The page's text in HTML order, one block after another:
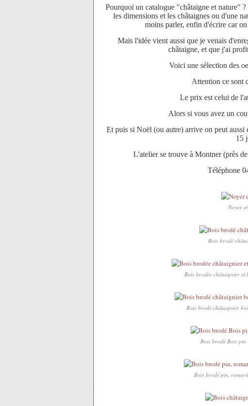
Pourquoi un catalogue "châtaigne et nature"
les dimensions et les châtaignes ou d'une
moins parler, enfin d'écrire car
Mais l'idée vient aussi que je venais
châtaigne, et que j'ai
Voici une sélection des
Attention ce sont
Le prix est celui de
Alors si vous avez un
Et puis si Noël (ou autre) arrive on peut aussi
15
L'atelier se trouve à Montner (près
Téléphone
Noyer
Bois brodé
Bois brodée châtaignier et
Bois brodé châtaignier
Bois brodé Bois
Bois brodé pin,